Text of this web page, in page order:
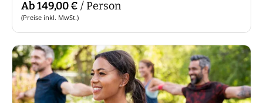
Ab 149,00 € / Person
(Preise inkl. MwSt.)